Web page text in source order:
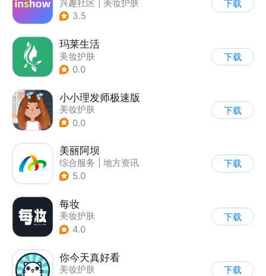
兴趣社区
美妆护肤
3.5
下载
玛莱生活
美妆护肤
0.0
下载
小小理发师极速版
美妆护肤
0.0
下载
美丽阿坝
综合服务
地方资讯
5.0
下载
每妆
美妆护肤
4.0
下载
你今天真好看
美妆护肤
下载